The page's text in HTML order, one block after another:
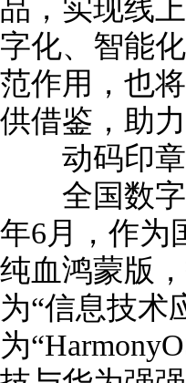
品，实现线
字化、智能
范作用，也
供借鉴，助
动码印章
全国数字
年6月，作为
纯血鸿蒙版
为“信息技术
为